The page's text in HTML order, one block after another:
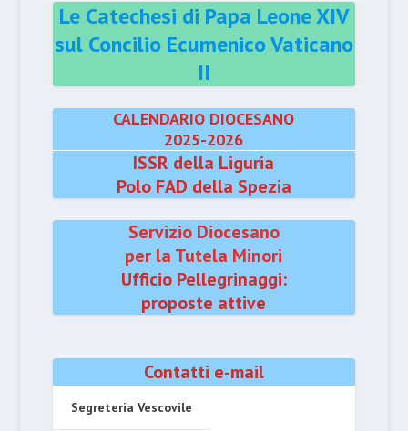
Le Catechesi di Papa Leone XIV
sul Concilio Ecumenico Vaticano
II
CALENDARIO DIOCESANO
2025-2026
ISSR della Liguria
Polo FAD della Spezia
Servizio Diocesano
per la Tutela Minori
Ufficio Pellegrinaggi:
proposte attive
Contatti e-mail
Segreteria Vescovile